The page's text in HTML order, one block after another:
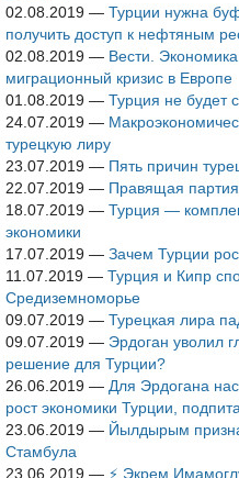
02.08.2019 — Турции нужна
получить доступ к нефтяным
02.08.2019 — Вести.
миграционный кризис в Европе
01.08.2019 — Турция не будет
24.07.2019 —
турецкую лиру
23.07.2019 — Пять причин
22.07.2019 — Правящая
18.07.2019 — Турция —
экономики
17.07.2019 — Зачем Турции
11.07.2019 — Турция и Кипр
Средиземноморье
09.07.2019 — Турецкая лира
09.07.2019 — Эрдоган уволил
решение для Турции?
26.06.2019 — Для Эрдогана
рост экономики Турции,
23.06.2019 — Йылдырым
Стамбула
23.06.2019 — ⚡️ Экрем